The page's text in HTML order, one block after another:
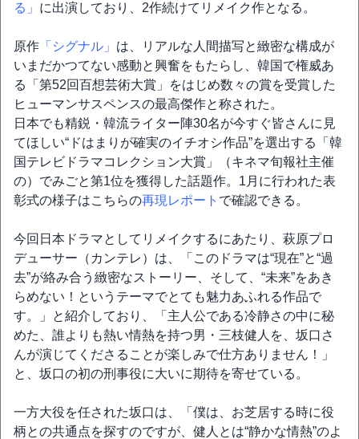
る」 に出演しており、2作続けてリメイク作となる。
原作 「シグナル」 は、リアルな人間描写と緻密な構成が
いまだかつてない感動と興奮をもたらし、韓国で権威あ
る「第52回百想芸術大賞」をはじめ数々の賞を受賞した
ヒューマンサスペンスの最高傑作と称された。
日本でも精鋭・韓流ライター陣30名が今すぐ皆さんに見
てほしい“ドはまりが確実のイチオシ作品”を選出する「韓
国テレビドラマコレクション大賞」（キネマ旬報社主催
の）でみごと第1位を獲得した話題作。1月に行われた表
彰式の様子はこちらの再現レポート で確認できる。
今回日本ドラマとしてリメイクするにあたり、萩原プロ
デューサー（カンテレ）は、「このドラマは“現在”と“過
去”が絡み合う緻密なストーリー、そして、“未来”をあき
らめない！というテーマでとても魅力あふれる作品で
す。」と紹介しており、「主人公である冷静さの中に秘
めた、誰よりも熱い情熱を持つ男・三枝健人を、坂口さ
んが演じてくださることが楽しみで仕方ありません！」
と、坂口の初の刑事役に大いに期待を寄せている。
一方大役を任された坂口は、「僕は、お芝居する時に役
柄との共通点を探すのですが、健人とは“静かな情熱”のよ